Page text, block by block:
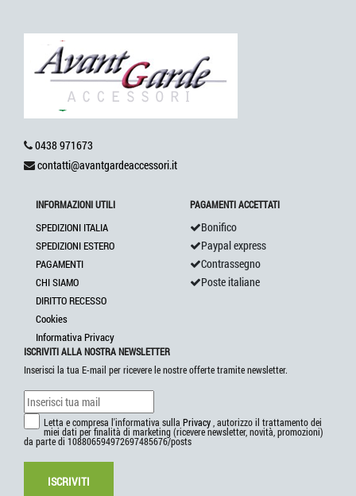
0438 971673
contatti@avantgardeaccessori.it
INFORMAZIONI UTILI
SPEDIZIONI ITALIA
SPEDIZIONI ESTERO
PAGAMENTI
CHI SIAMO
DIRITTO RECESSO
Cookies
Informativa Privacy
PAGAMENTI ACCETTATI
Bonifico
Paypal express
Contrassegno
Poste italiane
ISCRIVITI ALLA NOSTRA NEWSLETTER
Inserisci la tua E-mail per ricevere le nostre offerte tramite newsletter.
Letta e compresa l'informativa sulla Privacy , autorizzo il trattamento dei
miei dati per finalità di marketing (ricevere newsletter, novità, promozioni)
da parte di 108806594972697485676/posts
ISCRIVITI